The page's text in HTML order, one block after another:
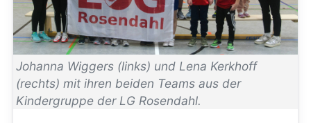
Johanna Wiggers (links) und Lena Kerkhoff
(rechts) mit ihren beiden Teams aus der
Kindergruppe der LG Rosendahl.